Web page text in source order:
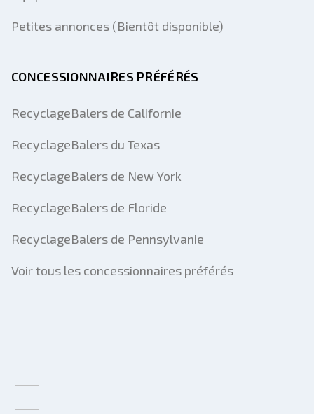
Petites annonces (Bientôt disponible)
CONCESSIONNAIRES PRÉFÉRÉS
RecyclageBalers de Californie
RecyclageBalers du Texas
RecyclageBalers de New York
RecyclageBalers de Floride
RecyclageBalers de Pennsylvanie
Voir tous les concessionnaires préférés